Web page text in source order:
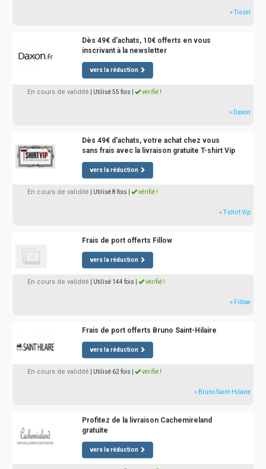
» Tissel
Dès 49€ d'achats, 10€ offerts en vous
inscrivant à la newsletter
vers la réduction
En cours de validité | Utilisé 55 fois vérifié !
» Daxon
Dès 49€ d'achats, votre achat chez vous
sans frais avec la livraison gratuite T-shirt Vip
vers la réduction
En cours de validité | Utilisé 8 fois vérifié !
» T-shirt Vip
Frais de port offerts Fillow
vers la réduction
En cours de validité | Utilisé 144 fois vérifié !
» Fillow
Frais de port offerts Bruno Saint-Hilaire
vers la réduction
En cours de validité | Utilisé 62 fois vérifié !
» Bruno Saint-Hilaire
Profitez de la livraison Cachemireland
gratuite
vers la réduction